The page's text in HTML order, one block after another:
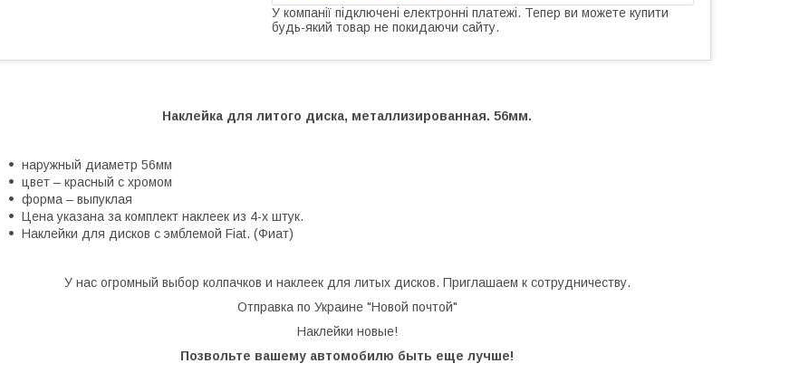
У компанії підключені електронні платежі. Тепер ви можете купити
будь-який товар не покидаючи сайту.
Наклейка для литого диска, металлизированная. 56мм.
наружный диаметр 56мм
цвет – красный с хромом
форма – выпуклая
Цена указана за комплект наклеек из 4-х штук.
Наклейки для дисков с эмблемой Fiat. (Фиат)
У нас огромный выбор колпачков и наклеек для литых дисков. Приглашаем к сотрудничеству.
Отправка по Украине "Новой почтой"
Наклейки новые!
Позвольте вашему автомобилю быть еще лучше!